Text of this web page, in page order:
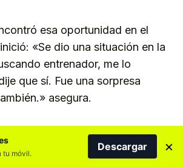
esa oportunidad en el
«Se dio una situación en la
entrenador, me lo
que sí. Fue una sorpresa
asegura.
jugar lo que me apetecía y me
entrenador. Me saqué la
tu móvil.
Descargar ×